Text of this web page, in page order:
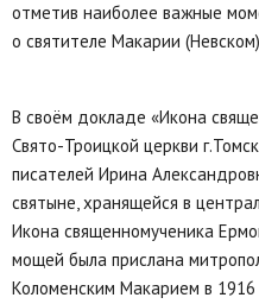
отметив наиболее важные
о святителе Макарии
В своём докладе «Икона
Свято-Троицкой церкви
писателей Ирина
святыне, хранящейся в
Икона священномученика
мощей была прислана
Коломенским Макарием в